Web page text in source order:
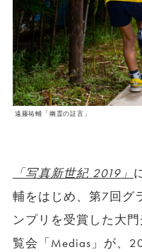
遠藤祐輔「幽霊の証言」
「写真新世紀 2019」
輔をはじめ、第7回グ
ンプリを受賞した大
覧会「Medias」が、